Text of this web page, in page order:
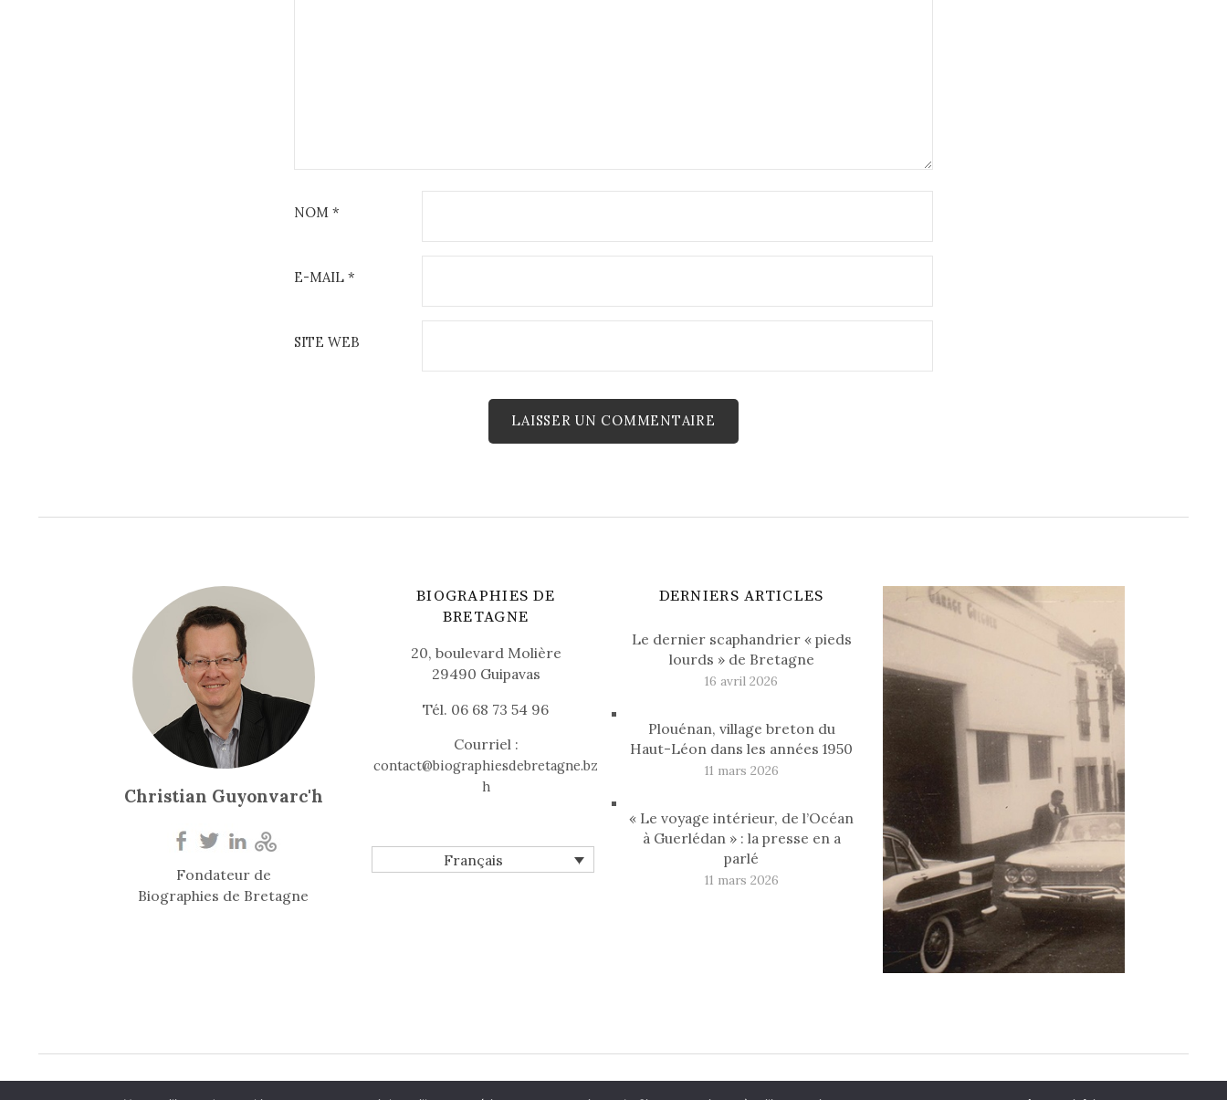
NOM *
E-MAIL *
SITE WEB
Christian Guyonvarc'h
Fondateur de
Biographies de Bretagne
BIOGRAPHIES DE
BRETAGNE
20, boulevard Molière
29490 Guipavas
Tél. 06 68 73 54 96
Courriel :
contact@biographiesdebretagne.bz
h
Français
DERNIERS ARTICLES
Le dernier scaphandrier « pieds
lourds » de Bretagne
16 avril 2026
Plouénan, village breton du
Haut-Léon dans les années 1950
11 mars 2026
« Le voyage intérieur, de l’Océan
à Guerlédan » : la presse en a
parlé
11 mars 2026